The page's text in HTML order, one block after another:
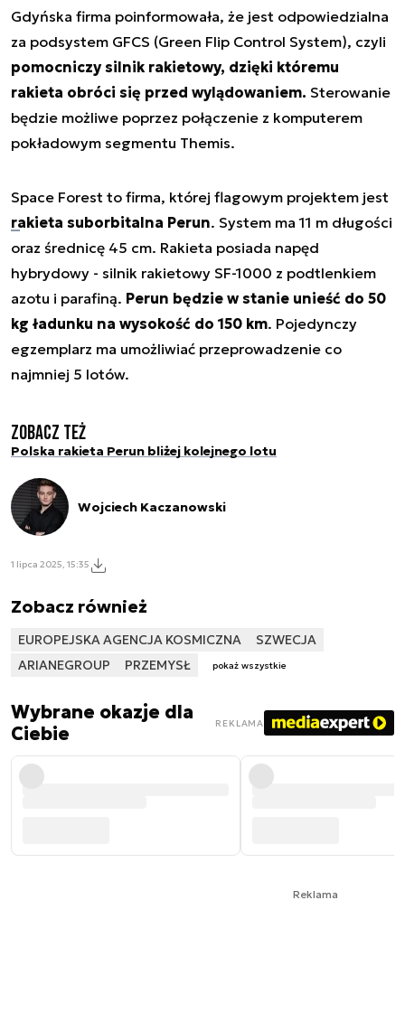
Gdyńska firma poinformowała, że jest odpowiedzialna
za podsystem GFCS (Green Flip Control System), czyli
pomocniczy silnik rakietowy, dzięki któremu
rakieta obróci się przed wylądowaniem. Sterowanie
będzie możliwe poprzez połączenie z komputerem
pokładowym segmentu Themis.
Space Forest to firma, której flagowym projektem jest
rakieta suborbitalna Perun. System ma 11 m długości
oraz średnicę 45 cm. Rakieta posiada napęd
hybrydowy - silnik rakietowy SF-1000 z podtlenkiem
azotu i parafiną. Perun będzie w stanie unieść do 50
kg ładunku na wysokość do 150 km. Pojedynczy
egzemplarz ma umożliwiać przeprowadzenie co
najmniej 5 lotów.
Zobacz też
Polska rakieta Perun bliżej kolejnego lotu
Wojciech Kaczanowski
1 lipca 2025, 15:35
Zobacz również
EUROPEJSKA AGENCJA KOSMICZNA
SZWECJA
ARIANEGROUP
PRZEMYSŁ pokaż wszystkie
Wybrane okazje dla
Ciebie
REKLAMA
Reklama